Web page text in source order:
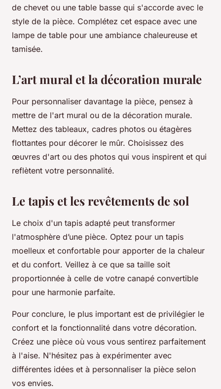
de chevet ou une table basse qui s'accorde avec le
style de la pièce. Complétez cet espace avec une
lampe de table pour une ambiance chaleureuse et
tamisée.
L’art mural et la décoration murale
Pour personnaliser davantage la pièce, pensez à
mettre de l'art mural ou de la décoration murale.
Mettez des tableaux, cadres photos ou étagères
flottantes pour décorer le mûr. Choisissez des
œuvres d'art ou des photos qui vous inspirent et qui
reflètent votre personnalité.
Le tapis et les revêtements de sol
Le choix d'un tapis adapté peut transformer
l'atmosphère d’une pièce. Optez pour un tapis
moelleux et confortable pour apporter de la chaleur
et du confort. Veillez à ce que sa taille soit
proportionnée à celle de votre canapé convertible
pour une harmonie parfaite.
Pour conclure, le plus important est de privilégier le
confort et la fonctionnalité dans votre décoration.
Créez une pièce où vous vous sentirez parfaitement
à l'aise. N'hésitez pas à expérimenter avec
différentes idées et à personnaliser la pièce selon
vos envies.